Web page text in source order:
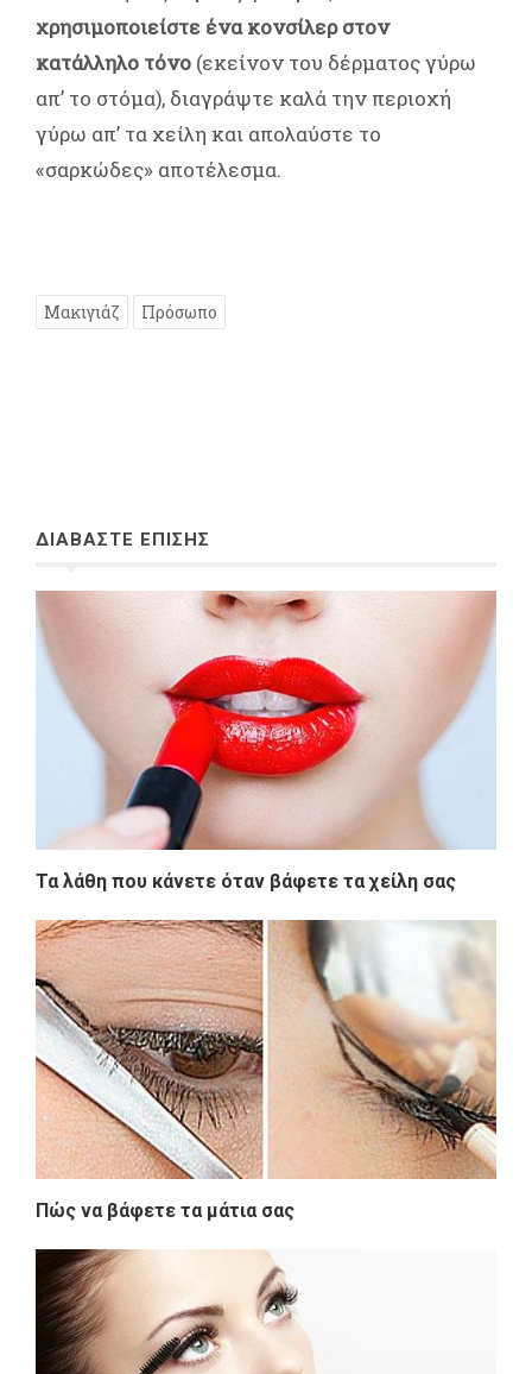
χρησιμοποιείστε ένα κονσίλερ στον
κατάλληλο τόνο (εκείνον του δέρματος γύρω
απ’ το στόμα), διαγράψτε καλά την περιοχή
γύρω απ’ τα χείλη και απολαύστε το
«σαρκώδες» αποτέλεσμα.
Μακιγιάζ Πρόσωπο
ΔΙΑΒΑΣΤΕ ΕΠΙΣΗΣ
Τα λάθη που κάνετε όταν βάφετε τα χείλη σας
Πώς να βάφετε τα μάτια σας